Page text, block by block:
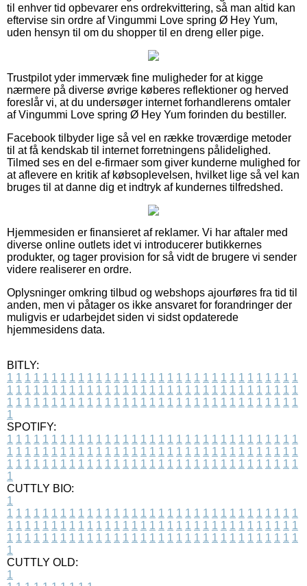
til enhver tid opbevarer ens ordrekvittering, så man altid kan
eftervise sin ordre af Vingummi Love spring Ø Hey Yum,
uden hensyn til om du shopper til en dreng eller pige.
Trustpilot yder immervæk fine muligheder for at kigge
nærmere på diverse øvrige køberes reflektioner og herved
foreslår vi, at du undersøger internet forhandlerens omtaler
af Vingummi Love spring Ø Hey Yum forinden du bestiller.
Facebook tilbyder lige så vel en række troværdige metoder
til at få kendskab til internet forretningens pålidelighed.
Tilmed ses en del e-firmaer som giver kunderne mulighed for
at aflevere en kritik af købsoplevelsen, hvilket lige så vel kan
bruges til at danne dig et indtryk af kundernes tilfredshed.
Hjemmesiden er finansieret af reklamer. Vi har aftaler med
diverse online outlets idet vi introducerer butikkernes
produkter, og tager provision for så vidt de brugere vi sender
videre realiserer en ordre.
Oplysninger omkring tilbud og webshops ajourføres fra tid til
anden, men vi påtager os ikke ansvaret for forandringer der
muligvis er udarbejdet siden vi sidst opdaterede
hjemmesidens data.
BITLY:
1 1 1 1 1 1 1 1 1 1 1 1 1 1 1 1 1 1 1 1 1 1 1 1 1 1 1 1 1 1 1 1 1
1 1 1 1 1 1 1 1 1 1 1 1 1 1 1 1 1 1 1 1 1 1 1 1 1 1 1 1 1 1 1 1 1
1 1 1 1 1 1 1 1 1 1 1 1 1 1 1 1 1 1 1 1 1 1 1 1 1 1 1 1 1 1 1 1 1
1
SPOTIFY:
1 1 1 1 1 1 1 1 1 1 1 1 1 1 1 1 1 1 1 1 1 1 1 1 1 1 1 1 1 1 1 1 1
1 1 1 1 1 1 1 1 1 1 1 1 1 1 1 1 1 1 1 1 1 1 1 1 1 1 1 1 1 1 1 1 1
1 1 1 1 1 1 1 1 1 1 1 1 1 1 1 1 1 1 1 1 1 1 1 1 1 1 1 1 1 1 1 1 1
1
CUTTLY BIO:
1
1 1 1 1 1 1 1 1 1 1 1 1 1 1 1 1 1 1 1 1 1 1 1 1 1 1 1 1 1 1 1 1 1
1 1 1 1 1 1 1 1 1 1 1 1 1 1 1 1 1 1 1 1 1 1 1 1 1 1 1 1 1 1 1 1 1
1 1 1 1 1 1 1 1 1 1 1 1 1 1 1 1 1 1 1 1 1 1 1 1 1 1 1 1 1 1 1 1 1
1
CUTTLY OLD:
1